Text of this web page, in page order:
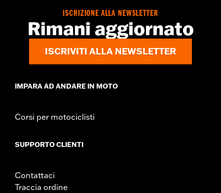
Contenuto della confezione:Solo il coperchio
GARANZIA:1 year limited warranty – Go towww.h-
d.com/warrantyfor full details
Le coperture per motociclette H-D® non sono progettati
provocare strappi e lacerazioni al tessuto, oltre che
ISCRIZIONE ALLA NEWSLETTER
Rimani aggiornato
ISCRIVITI ALLA NEWSLETTER
IMPARA AD ANDARE IN MOTO
Corsi per motociclisti
SUPPORTO CLIENTI
Contattaci
Traccia ordine